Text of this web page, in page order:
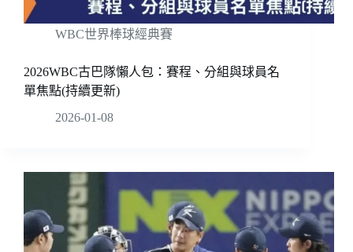
WBC世界棒球經典賽
2026WBC古巴隊懶人包：賽程、分組與球員名
單焦點(持續更新)
2026-01-08